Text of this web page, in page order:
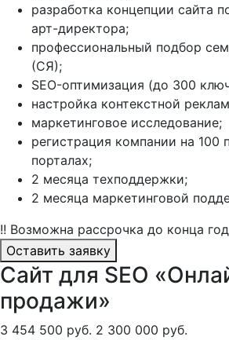
разработка концепции сайта
арт-директора;
профессиональный подбор
(СЯ);
SEO-оптимизация (до 300
настройка контекстной
маркетинговое исследование;
регистрация компании на 100
порталах;
2 месяца техподдержки;
2 месяца маркетинговой
!! Возможна рассрочка до конца
Оставить заявку
Сайт для SEO
продажи»
3 454 500 руб. 2 300 000 руб.